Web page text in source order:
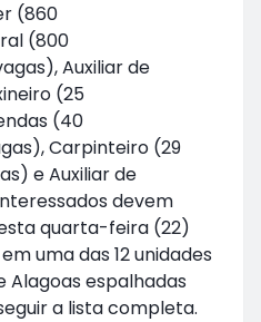
(860
(800
Auxiliar de
(25
(40
Carpinteiro (29
e Auxiliar de
devem
quarta-feira (22)
uma das 12 unidades
Alagoas espalhadas
a lista completa.